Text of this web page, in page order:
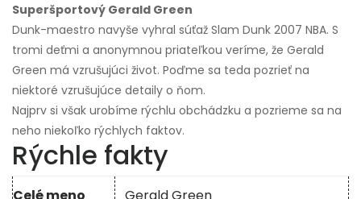
Superšportový Gerald Green
Dunk-maestro navyše vyhral súťaž Slam Dunk 2007 NBA. S
tromi deťmi a anonymnou priateľkou veríme, že Gerald
Green má vzrušujúci život. Poďme sa teda pozrieť na
niektoré vzrušujúce detaily o ňom.
Najprv si však urobíme rýchlu obchádzku a pozrieme sa na
neho niekoľko rýchlych faktov.
Rýchle fakty
Celé meno Gerald Green